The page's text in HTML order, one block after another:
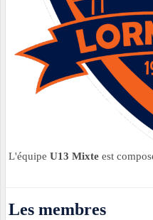
L'équipe U13 Mixte est
Les membres